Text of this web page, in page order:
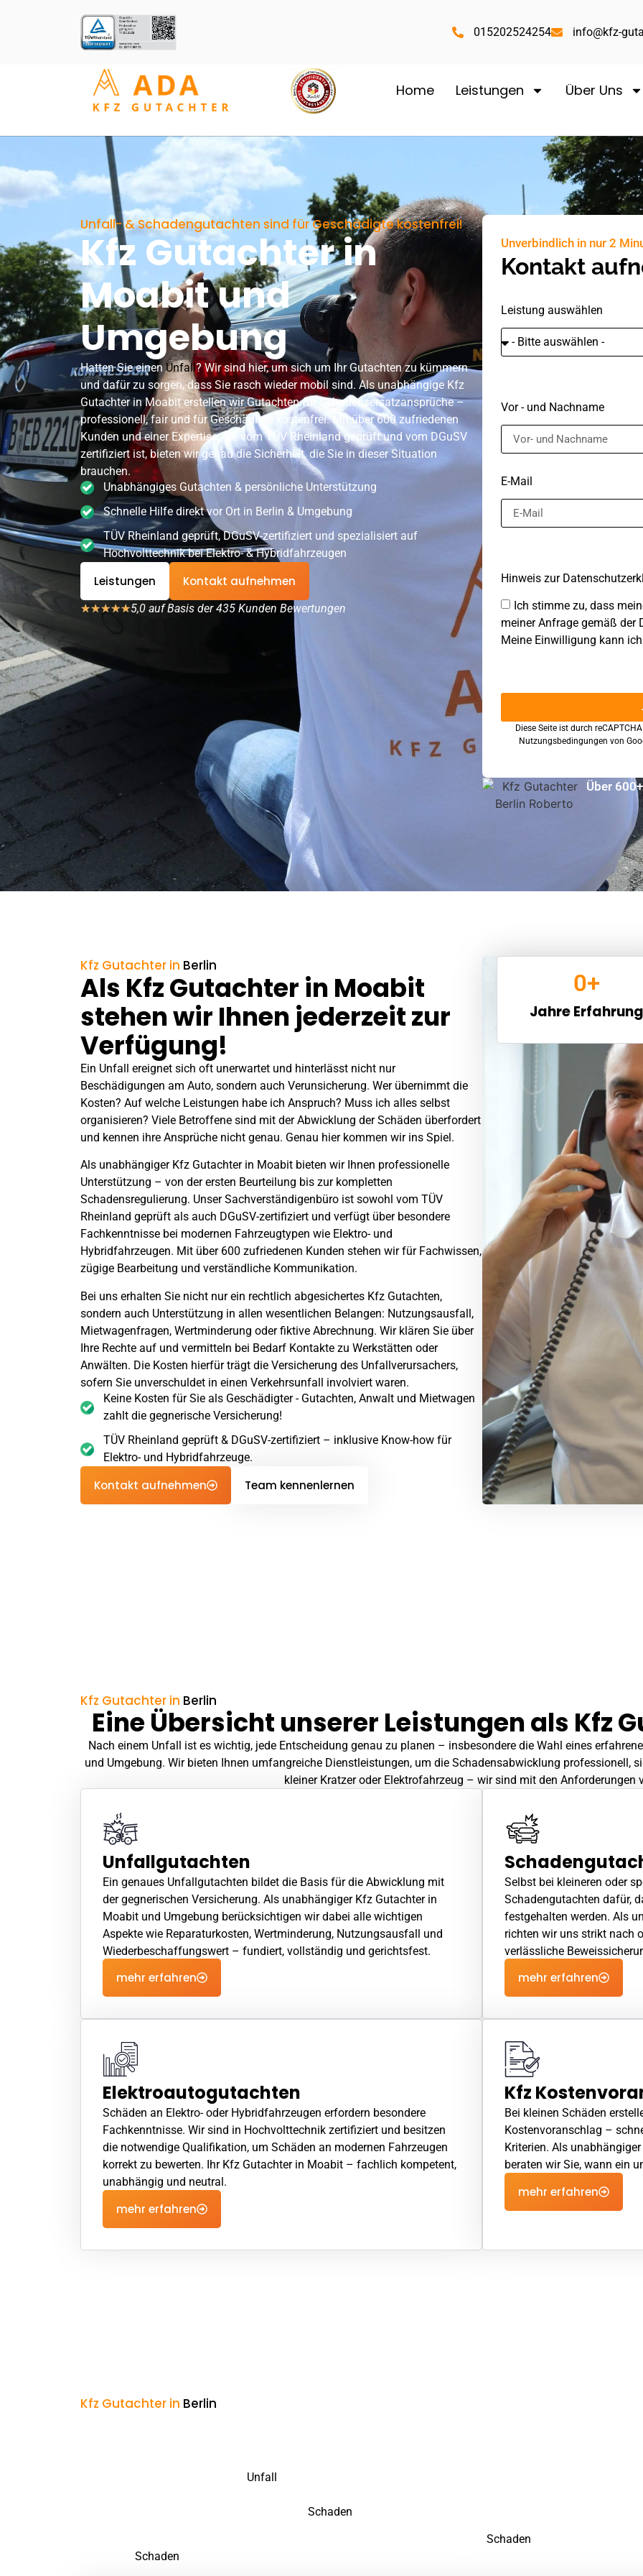
015202524254 info@kfz-
Home Leistungen Über Uns
Unfall- & Schadengutachten sind für Geschädigte kostenfrei!
Kfz Gutachter in
Moabit und
Umgebung
Hatten Sie einenUnfall? Wir sind hier, um sich um Ihr Gutachten zu kümmern
und dafür zu sorgen, dass Sie rasch wieder mobil sind. Als unabhängige Kfz
Gutachter in Moabit erstellen wir Gutachten für Schadensersatzansprüche –
professionell, fair und für Geschädigte kostenfrei. Mit über 600 zufriedenen
Kunden und einer Expertise, die vom TÜV Rheinland geprüft und vom DGuSV
zertifiziert ist, bieten wir genau die Sicherheit, die Sie in dieser Situation
brauchen.
Unabhängiges Gutachten & persönliche Unterstützung
Schnelle Hilfe direkt vor Ort in Berlin & Umgebung
TÜV Rheinland geprüft, DGuSV-zertifiziert und spezialisiert auf
Hochvolttechnik bei Elektro- & Hybridfahrzeugen
Leistungen Kontakt aufnehmen
★★★★★5,0 auf Basis der 435 Kunden Bewertungen
Unverbindlich in nur 2
Kontakt
Leistung auswählen
Vor - und Nachname
E-Mail
Hinweis zur
Ich stimme zu, dass
meiner Anfrage gemäß der
Meine Einwilligung kann
Diese Seite ist durch
Nutzungsbedingungen von
Über
Kfz Gutachter in Berlin
Als Kfz Gutachter in Moabit
stehen wir Ihnen jederzeit zur
Verfügung!
Ein Unfall ereignet sich oft unerwartet und hinterlässt nicht nur
Beschädigungen am Auto, sondern auch Verunsicherung. Wer übernimmt die
Kosten? Auf welche Leistungen habe ich Anspruch? Muss ich alles selbst
organisieren? Viele Betroffene sind mit der Abwicklung der Schäden überfordert
und kennen ihre Ansprüche nicht genau. Genau hier kommen wir ins Spiel.
Als unabhängiger Kfz Gutachter in Moabit bieten wir Ihnen professionelle
Unterstützung – von der ersten Beurteilung bis zur kompletten
Schadensregulierung. Unser Sachverständigenbüro ist sowohl vom TÜV
Rheinland geprüft als auch DGuSV-zertifiziert und verfügt über besondere
Fachkenntnisse bei modernen Fahrzeugtypen wie Elektro- und
Hybridfahrzeugen. Mit über 600 zufriedenen Kunden stehen wir für Fachwissen,
zügige Bearbeitung und verständliche Kommunikation.
Bei uns erhalten Sie nicht nur ein rechtlich abgesichertes Kfz Gutachten,
sondern auch Unterstützung in allen wesentlichen Belangen: Nutzungsausfall,
Mietwagenfragen, Wertminderung oder fiktive Abrechnung. Wir klären Sie über
Ihre Rechte auf und vermitteln bei Bedarf Kontakte zu Werkstätten oder
Anwälten. Die Kosten hierfür trägt die Versicherung des Unfallverursachers,
sofern Sie unverschuldet in einen Verkehrsunfall involviert waren.
Keine Kosten für Sie als Geschädigter - Gutachten, Anwalt und Mietwagen
zahlt die gegnerische Versicherung!
TÜV Rheinland geprüft & DGuSV-zertifiziert – inklusive Know-how für
Elektro- und Hybridfahrzeuge.
Kontakt aufnehmen Team kennenlernen
Jahre
0+
Kfz Gutachter in Berlin
Eine Übersicht unserer Leistungen als Kfz
Nach einem Unfall
ist es wichtig, jede Entscheidung genau zu planen – insbesondere die Wahl eines
und Umgebung. Wir bieten Ihnen umfangreiche Dienstleistungen, um die Schadensabwicklung professionell,
kleiner Kratzer oder Elektrofahrzeug – wir sind mit den Anforderungen
Unfallgutachten
Ein genaues Unfallgutachten bildet die Basis für die Abwicklung mit
der gegnerischen Versicherung. Als unabhängiger Kfz Gutachter in
Moabit und Umgebung berücksichtigen wir dabei alle wichtigen
Aspekte wie Reparaturkosten, Wertminderung, Nutzungsausfall und
Wiederbeschaffungswert – fundiert, vollständig und gerichtsfest.
mehr erfahren
Selbst bei kleineren oder
Schadengutachten dafür,
festgehalten werden. Als
richten wir uns strikt nach
verlässliche
mehr erfahren
Elektroautogutachten
Schäden an Elektro- oder Hybridfahrzeugen erfordern besondere
Fachkenntnisse. Wir sind in Hochvolttechnik zertifiziert und besitzen
die notwendige Qualifikation, um Schäden an modernen Fahrzeugen
korrekt zu bewerten. Ihr Kfz Gutachter in Moabit – fachlich kompetent,
unabhängig und neutral.
mehr erfahren
Kfz
Bei kleinen Schäden
Kostenvoranschlag –
Kriterien. Als
beraten wir Sie, wann ein
mehr erfahren
Kfz Gutachter in Berlin
Unfall
Schaden
Schaden
Schaden